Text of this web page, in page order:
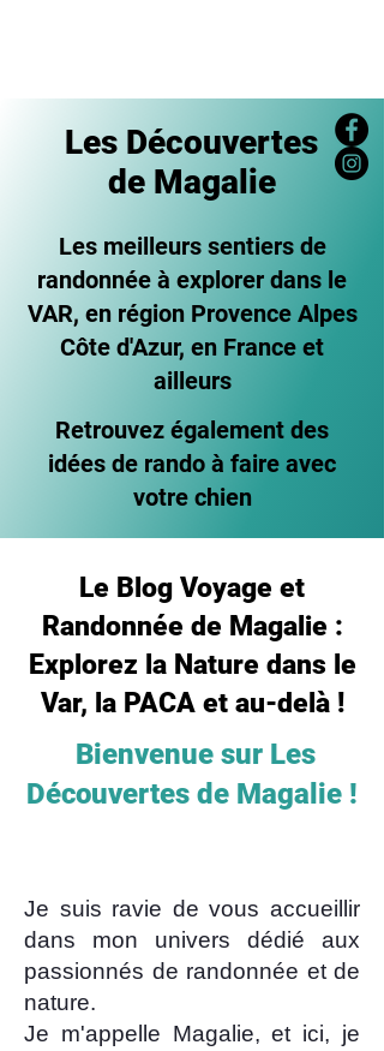
Les Découvertes
de Magalie
Les meilleurs sentiers de
randonnée à explorer dans le
VAR, en région Provence Alpes
Côte d'Azur, en France et
ailleurs
Retrouvez également des
idées de rando à faire avec
votre chien
Le Blog Voyage et
Randonnée de Magalie :
Explorez la Nature dans le
Var, la PACA et au-delà !
Bienvenue sur Les
Découvertes de Magalie !
Je suis ravie de vous accueillir
dans mon univers dédié aux
passionnés de randonnée et de
nature.
Je m'appelle Magalie, et ici, je